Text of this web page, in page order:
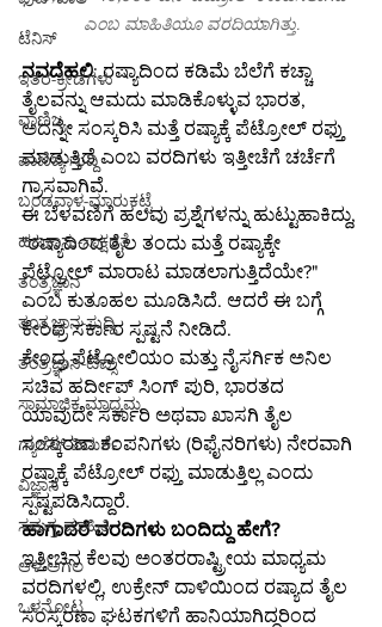
ಟೆನಿಸ್
ಇತರ-ಕ್ರೀಡೆಗಳು
ವಾಣಿಜ್ಯ
ವಾಣಿಜ್ಯ-ಸುದ್ದಿ
ಬಂಡವಾಳ-ಮಾರುಕಟ್ಟೆ
ಹಣಕಾಸು-ಸಾಕ್ಷರತೆ
ತಂತ್ರಜ್ಞಾನ
ತಂತ್ರಜ್ಞಾನ-ಸುದ್ದಿ
ತಂತ್ರಜ್ಞಾನ-ಟಿಪ್ಸ್
ಸಾಮಾಜಿಕ ಮಾಧ್ಯಮ
ಗ್ಯಾಜೆಟ್-ವಿಮರ್ಶೆ
ವಿಜ್ಞಾನ
ಸಮಗ್ರ-ಮಾಹಿತಿ
ಆಳ-ಅಗಲ
ಒಳನೋಟ
ಎಂಬ ಮಾಹಿತಿಯೂ ವರದಿಯಾಗಿತ್ತು.
ನವದೆಹಲಿ: ರಷ್ಯಾದಿಂದ ಕಡಿಮೆ ಬೆಲೆಗೆ ಕಚ್ಚಾ
ತೈಲವನ್ನು ಆಮದು ಮಾಡಿಕೊಳ್ಳುವ ಭಾರತ,
ಅದನ್ನೇ ಸಂಸ್ಕರಿಸಿ ಮತ್ತೆ ರಷ್ಯಾಕ್ಕೆ ಪೆಟ್ರೋಲ್ ರಫ್ತು
ಮಾಡುತ್ತಿದೆ ಎಂಬ ವರದಿಗಳು ಇತ್ತೀಚೆಗೆ ಚರ್ಚೆಗೆ
ಗ್ರಾಸವಾಗಿವೆ.
ಈ ಬೆಳವಣಿಗೆ ಹಲವು ಪ್ರಶ್ನೆಗಳನ್ನು ಹುಟ್ಟುಹಾಕಿದ್ದು,
"ರಷ್ಯಾದಿಂದ ತೈಲ ತಂದು ಮತ್ತೆ ರಷ್ಯಾಕ್ಕೇ
ಪೆಟ್ರೋಲ್ ಮಾರಾಟ ಮಾಡಲಾಗುತ್ತಿದೆಯೇ?"
ಎಂಬ ಕುತೂಹಲ ಮೂಡಿಸಿದೆ. ಆದರೆ ಈ ಬಗ್ಗೆ
ಕೇಂದ್ರ ಸರ್ಕಾರ ಸ್ಪಷ್ಟನೆ ನೀಡಿದೆ.
ಕೇಂದ್ರ ಪೆಟ್ರೋಲಿಯಂ ಮತ್ತು ನೈಸರ್ಗಿಕ ಅನಿಲ
ಸಚಿವ ಹರ್ದೀಪ್ ಸಿಂಗ್ ಪುರಿ, ಭಾರತದ
ಯಾವುದೇ ಸರ್ಕಾರಿ ಅಥವಾ ಖಾಸಗಿ ತೈಲ
ಸಂಸ್ಕರಣಾ ಕಂಪನಿಗಳು (ರಿಫೈನರಿಗಳು) ನೇರವಾಗಿ
ರಷ್ಯಾಕ್ಕೆ ಪೆಟ್ರೋಲ್ ರಫ್ತು ಮಾಡುತ್ತಿಲ್ಲ ಎಂದು
ಸ್ಪಷ್ಟಪಡಿಸಿದ್ದಾರೆ.
ಹಾಗಾದರೆ ವರದಿಗಳು ಬಂದಿದ್ದು ಹೇಗೆ?
ಇತ್ತೀಚಿನ ಕೆಲವು ಅಂತರರಾಷ್ಟ್ರೀಯ ಮಾಧ್ಯಮ
ವರದಿಗಳಲ್ಲಿ, ಉಕ್ರೇನ್ ದಾಳಿಯಿಂದ ರಷ್ಯಾದ ತೈಲ
ಸಂಸ್ಕರಣಾ ಘಟಕಗಳಿಗೆ ಹಾನಿಯಾಗಿದ್ದರಿಂದ